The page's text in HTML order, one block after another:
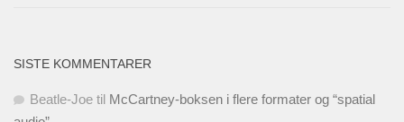
SISTE KOMMENTARER
Beatle-Joe til McCartney-boksen i flere formater og “spatial